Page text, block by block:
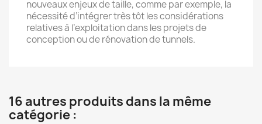
nouveaux enjeux de taille, comme par exemple, la
nécessité d’intégrer très tôt les considérations
relatives à l’exploitation dans les projets de
conception ou de rénovation de tunnels.
16 autres produits dans la même
catégorie :